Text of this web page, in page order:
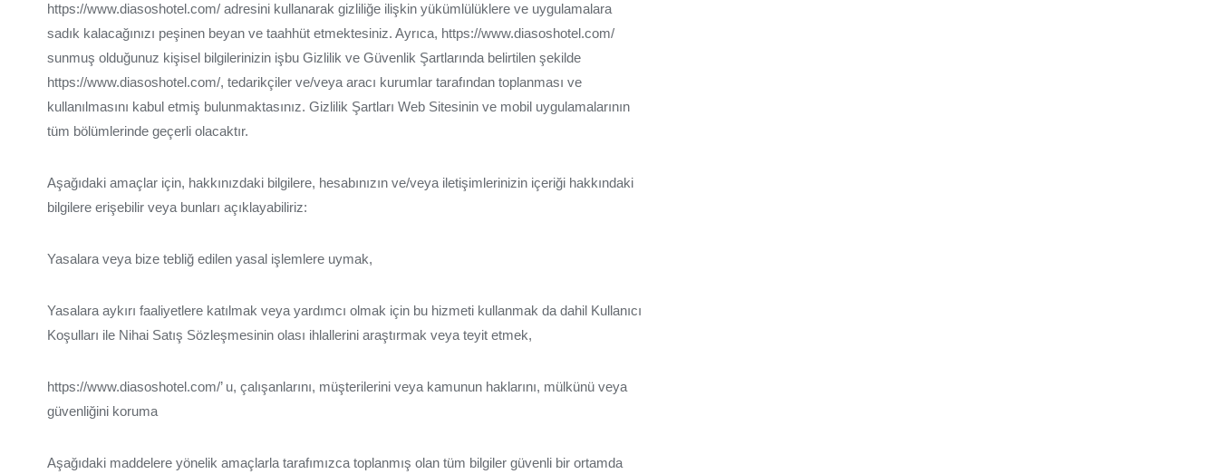
https://www.diasoshotel.com/ adresini kullanarak gizliliğe ilişkin yükümlülüklere ve uygulamalara
sadık kalacağınızı peşinen beyan ve taahhüt etmektesiniz. Ayrıca, https://www.diasoshotel.com/
sunmuş olduğunuz kişisel bilgilerinizin işbu Gizlilik ve Güvenlik Şartlarında belirtilen şekilde
https://www.diasoshotel.com/, tedarikçiler ve/veya aracı kurumlar tarafından toplanması ve
kullanılmasını kabul etmiş bulunmaktasınız. Gizlilik Şartları Web Sitesinin ve mobil uygulamalarının
tüm bölümlerinde geçerli olacaktır.
Aşağıdaki amaçlar için, hakkınızdaki bilgilere, hesabınızın ve/veya iletişimlerinizin içeriği hakkındaki
bilgilere erişebilir veya bunları açıklayabiliriz:
Yasalara veya bize tebliğ edilen yasal işlemlere uymak,
Yasalara aykırı faaliyetlere katılmak veya yardımcı olmak için bu hizmeti kullanmak da dahil Kullanıcı
Koşulları ile Nihai Satış Sözleşmesinin olası ihlallerini araştırmak veya teyit etmek,
https://www.diasoshotel.com/’ u, çalışanlarını, müşterilerini veya kamunun haklarını, mülkünü veya
güvenliğini koruma
Aşağıdaki maddelere yönelik amaçlarla tarafımızca toplanmış olan tüm bilgiler güvenli bir ortamda